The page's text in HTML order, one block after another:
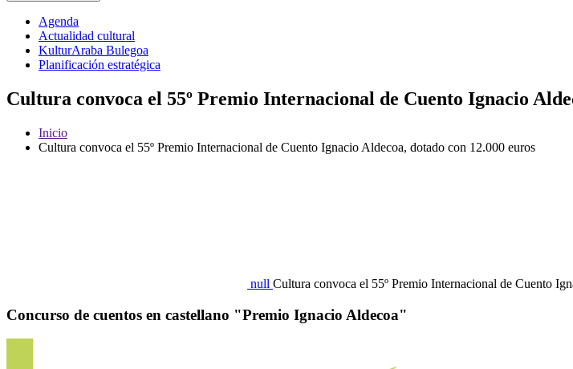
Agenda
Actualidad cultural
KulturAraba Bulegoa
Planificación estratégica
Cultura convoca el 55º Premio Internacional de Cuento Ignacio
Inicio
Cultura convoca el 55º Premio Internacional de Cuento Ignacio Aldecoa, dotado con 12.000 euros
null Cultura convoca el 55º Premio Internacional de Cuento
Concurso de cuentos en castellano "Premio Ignacio Aldecoa"